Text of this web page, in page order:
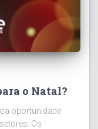
o Natal?
oportunidade
Os